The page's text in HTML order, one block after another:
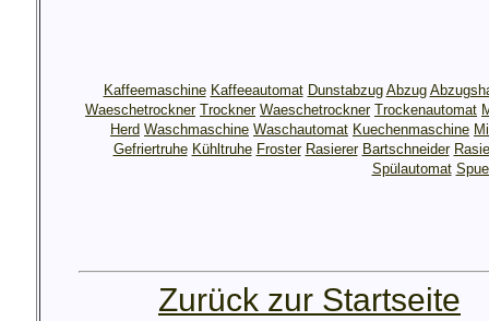
Kaffeemaschine Kaffeeautomat Dunstabzug Abzug
Waeschetrockner Trockner Waeschetrockner Trockenautomat
Herd Waschmaschine Waschautomat Kuechenmaschine
Gefriertruhe Kühltruhe Froster Rasierer Bartschneider
Spülautomat
Zurück zur Startseite